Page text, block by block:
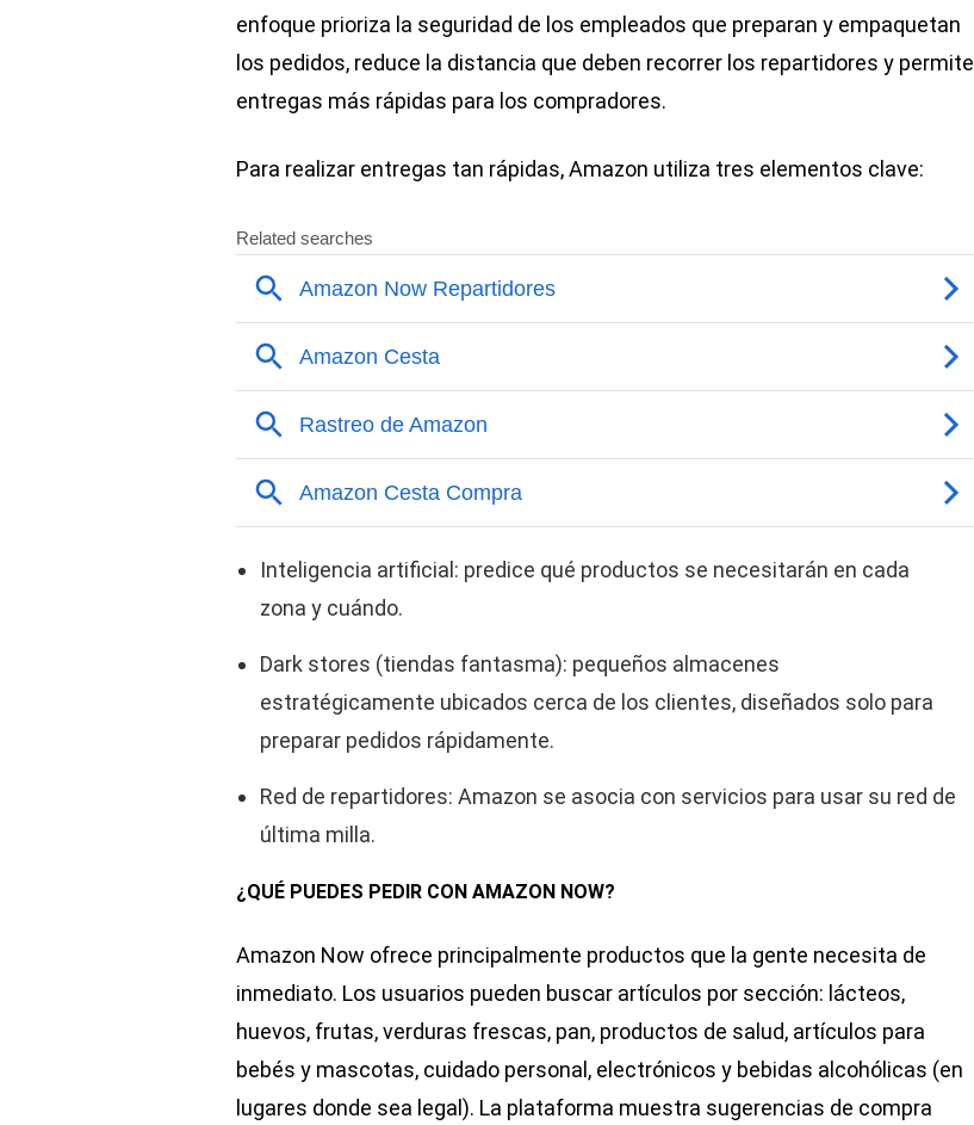
enfoque prioriza la seguridad de los empleados que preparan y empaquetan
los pedidos, reduce la distancia que deben recorrer los repartidores y permite
entregas más rápidas para los compradores.
Para realizar entregas tan rápidas, Amazon utiliza tres elementos clave:
Inteligencia artificial: predice qué productos se necesitarán en cada
zona y cuándo.
Dark stores (tiendas fantasma): pequeños almacenes
estratégicamente ubicados cerca de los clientes, diseñados solo para
preparar pedidos rápidamente.
Red de repartidores: Amazon se asocia con servicios para usar su red de
última milla.
¿QUÉ PUEDES PEDIR CON AMAZON NOW?
Amazon Now ofrece principalmente productos que la gente necesita de
inmediato. Los usuarios pueden buscar artículos por sección: lácteos,
huevos, frutas, verduras frescas, pan, productos de salud, artículos para
bebés y mascotas, cuidado personal, electrónicos y bebidas alcohólicas (en
lugares donde sea legal). La plataforma muestra sugerencias de compra